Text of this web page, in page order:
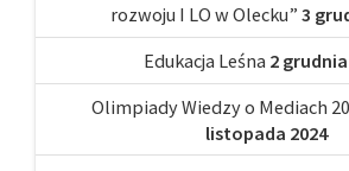
rozwoju I LO w Olecku” 3
Edukacja Leśna 2
Olimpiady Wiedzy o Mediach
listopada 2024